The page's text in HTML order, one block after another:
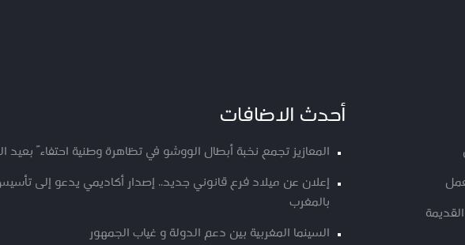
أحدث الاضافات
المعازيز تجمع نخبة أبطال الووشو في تظاهرة وطنية احتفاءً بعيد
إعلان عن ميلاد فرع قانوني جديد.. إصدار أكاديمي يدعو إلى
بالمغرب
السينما المغربية بين دعم الدولة و غياب الجمهور